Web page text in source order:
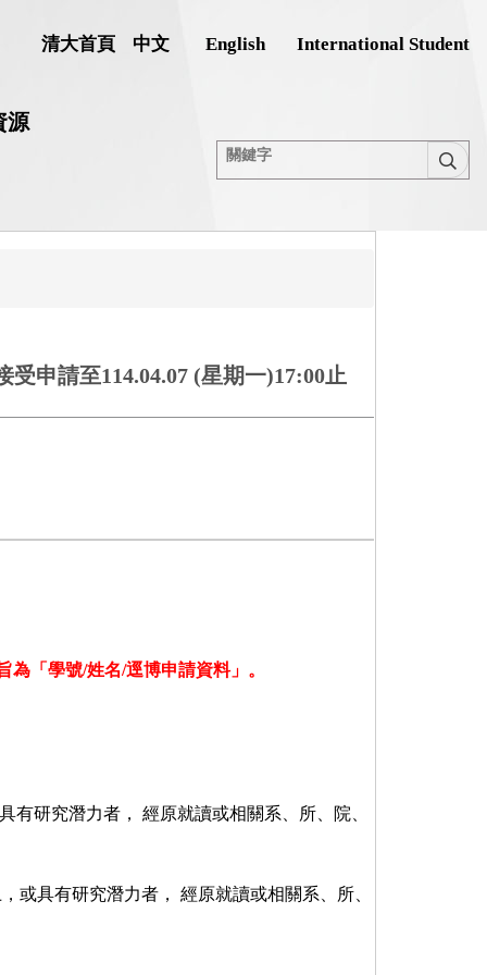
清大首頁 中文 English International Student
源
申請至114.04.07 (星期一)17:00止
為「學號/姓名/逕博申請資料」。
有研究潛力者， 經原就讀或相關系、所、院、
或具有研究潛力者， 經原就讀或相關系、所、